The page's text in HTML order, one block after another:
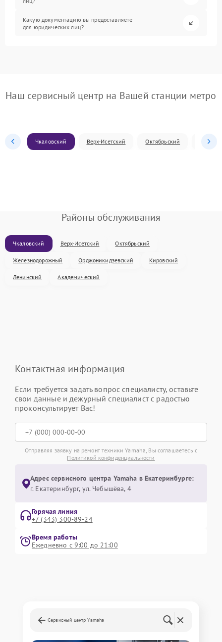
Какую документацию вы предоставляете
для юридических лиц?
Наш сервисный центр на Вашей станции метро
Чкаловский Верх-Исетский Октябрьский
Районы обслуживания
Чкаловский Верх-Исетский Октябрьский
Железнодорожный Орджоникидзевский Кировский
Ленинский Академический
Контактная информация
Если требуется задать вопрос специалисту, оставьте
свои данные и дежурный специалист с радостью
проконсультирует Вас!
Отправляя заявку на ремонт техники Yamaha, Вы соглашаетесь с
Политикой конфиденциальности
Адрес сервисного центра Yamaha в Екатеринбурге:
г. Екатеринбург, ул. Чебышёва, 4
Горячая линия
+7 (343) 300-89-24
Время работы
Ежедневно с 9:00 до 21:00
Сервисный центр Yamaha